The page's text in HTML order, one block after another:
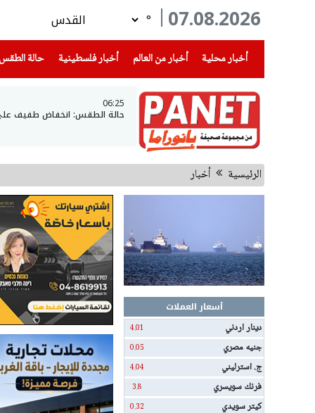
07.08.2026
°
أخبار محلية
(current) أخبار من العالم أخبار فلسطينية(current) حالة الطقس
06:25
حالة الطقس: انخفاض طفيف على
الرئيسية أخبار
أسعار العملات
دينار اردني
4.01
جنيه مصري 0.05
ج. استرليني 4.04
فرنك سويسري 3.8
كيتر سويدي 0.32